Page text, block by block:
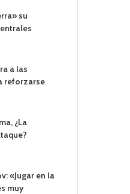
su
a las
reforzarse
¿La
«Jugar en la
muy